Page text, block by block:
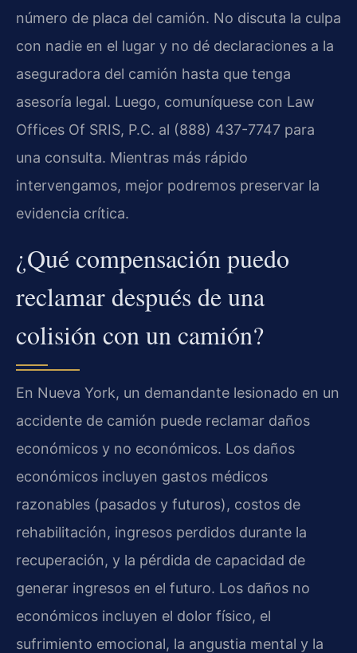
número de placa del camión. No discuta la culpa
con nadie en el lugar y no dé declaraciones a la
aseguradora del camión hasta que tenga
asesoría legal. Luego, comuníquese con Law
Offices Of SRIS, P.C. al (888) 437-7747 para
una consulta. Mientras más rápido
intervengamos, mejor podremos preservar la
evidencia crítica.
¿Qué compensación puedo
reclamar después de una
colisión con un camión?
En Nueva York, un demandante lesionado en un
accidente de camión puede reclamar daños
económicos y no económicos. Los daños
económicos incluyen gastos médicos
razonables (pasados y futuros), costos de
rehabilitación, ingresos perdidos durante la
recuperación, y la pérdida de capacidad de
generar ingresos en el futuro. Los daños no
económicos incluyen el dolor físico, el
sufrimiento emocional, la angustia mental y la